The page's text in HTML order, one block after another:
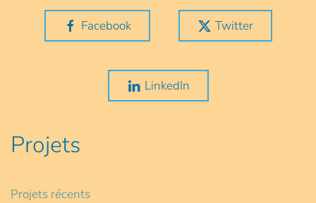
Facebook Twitter
LinkedIn
Projets
Projets récents